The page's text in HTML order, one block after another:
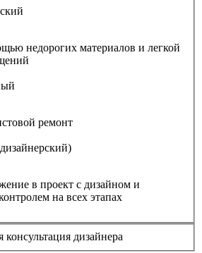
недорогих материалов и легкой
ремонт
в проект с дизайном и
на всех этапах
дизайнера